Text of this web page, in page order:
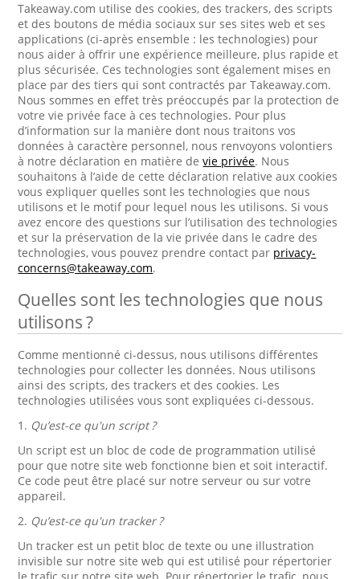
Takeaway.com utilise des cookies, des trackers, des scripts
et des boutons de média sociaux sur ses sites web et ses
applications (ci-après ensemble : les technologies) pour
nous aider à offrir une expérience meilleure, plus rapide et
plus sécurisée. Ces technologies sont également mises en
place par des tiers qui sont contractés par Takeaway.com.
Nous sommes en effet très préoccupés par la protection de
votre vie privée face à ces technologies. Pour plus
d’information sur la manière dont nous traitons vos
données à caractère personnel, nous renvoyons volontiers
à notre déclaration en matière devie privée. Nous
souhaitons à l’aide de cette déclaration relative aux cookies
vous expliquer quelles sont les technologies que nous
utilisons et le motif pour lequel nous les utilisons. Si vous
avez encore des questions sur l’utilisation des technologies
et sur la préservation de la vie privée dans le cadre des
technologies, vous pouvez prendre contact par privacy-
concerns@takeaway.com.
Quelles sont les technologies que nous
utilisons ?
Comme mentionné ci-dessus, nous utilisons différentes
technologies pour collecter les données. Nous utilisons
ainsi des scripts, des trackers et des cookies. Les
technologies utilisées vous sont expliquées ci-dessous.
1. Qu’est-ce qu'un script ?
Un script est un bloc de code de programmation utilisé
pour que notre site web fonctionne bien et soit interactif.
Ce code peut être placé sur notre serveur ou sur votre
appareil.
2. Qu’est-ce qu'un tracker ?
Un tracker est un petit bloc de texte ou une illustration
invisible sur notre site web qui est utilisé pour répertorier